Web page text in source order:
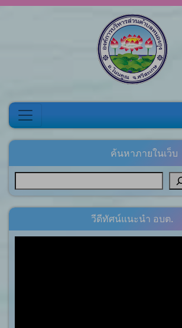
ค้นหาภายในเว็บ
วีดีทัศน์แนะนำ อบต.